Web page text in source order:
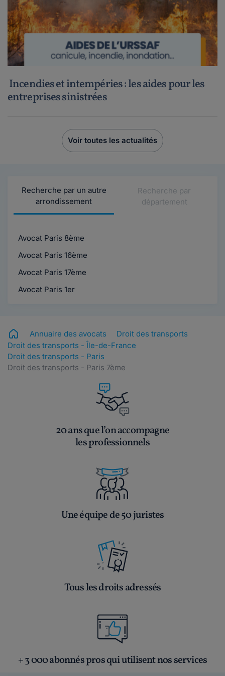
Incendies et intempéries : les aides pour les
entreprises sinistrées
Voir toutes les actualités
Recherche par un autre
arrondissement
Recherche par
département
Avocat Paris 8ème
Avocat Paris 16ème
Avocat Paris 17ème
Avocat Paris 1er
Annuaire des avocats
Droit des transports
Droit des transports - Île-de-France
Droit des transports - Paris
Droit des transports - Paris 7ème
20 ans que l’on accompagne
les professionnels
Une équipe de 50 juristes
Tous les droits adressés
+ 3 000 abonnés pros qui utilisent nos services